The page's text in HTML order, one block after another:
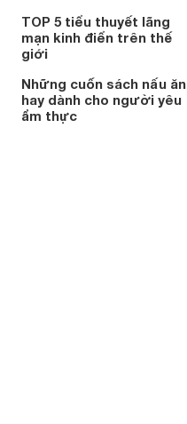
TOP 5 tiểu thuyết lãng
mạn kinh điển trên thế
giới
Những cuốn sách nấu ăn
hay dành cho người yêu
ẩm thực